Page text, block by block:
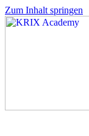
Zum Inhalt springen